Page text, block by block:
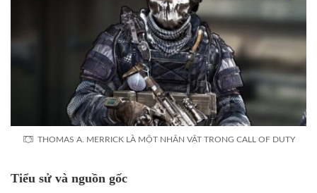
THOMAS A. MERRICK LÀ MỘT NHÂN VẬT TRONG CALL OF DUTY
Tiểu sử và nguồn gốc